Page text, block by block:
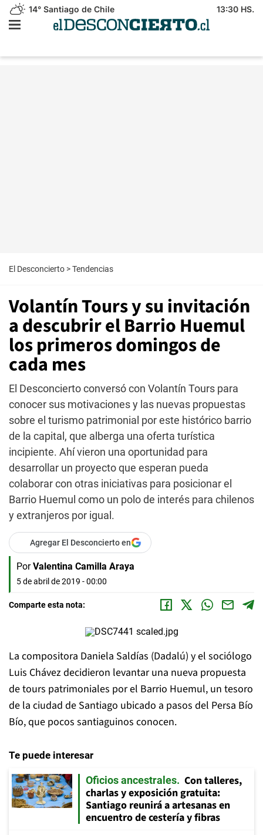
14° Santiago de Chile 13:30 HS.
El Desconcierto >Tendencias
Volantín Tours y su invitación
a descubrir el Barrio Huemul
los primeros domingos de
cada mes
El Desconcierto conversó con Volantín Tours para
conocer sus motivaciones y las nuevas propuestas
sobre el turismo patrimonial por este histórico barrio
de la capital, que alberga una oferta turística
incipiente. Ahí vieron una oportunidad para
desarrollar un proyecto que esperan pueda
colaborar con otras iniciativas para posicionar el
Barrio Huemul como un polo de interés para chilenos
y extranjeros por igual.
Agregar El Desconcierto en
Por Valentina Camilla Araya
5 de abril de 2019 - 00:00
Comparte esta nota:
La compositora Daniela Saldías (Dadalú) y el sociólogo
Luis Chávez decidieron levantar una nueva propuesta
de tours patrimoniales por el Barrio Huemul, un tesoro
de la ciudad de Santiago ubicado a pasos del Persa Bío
Bío, que pocos santiaguinos conocen.
Te puede interesar
Oficios ancestrales
Con talleres,
charlas y exposición gratuita:
Santiago reunirá a artesanas en
encuentro de cestería y fibras